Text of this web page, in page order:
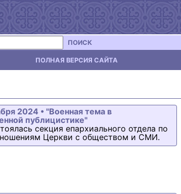
ПОИСК
ПОЛНАЯ ВЕРСИЯ САЙТА
2024 • "Военная тема в
публицистике"
секция епархиального отдела по
Церкви с обществом и СМИ.